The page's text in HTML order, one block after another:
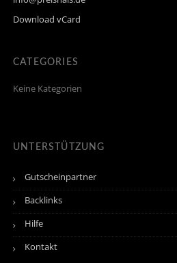
Download vCard
CATEGORIES
Keine Kategorien
UNTERSTÜTZUNG
Gutscheinpartner
Backlinks
Hilfe
Kontakt